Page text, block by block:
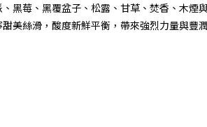
黑莓、黑覆盆子、松露、甘草、焚香、木煙
美絲滑，酸度新鮮平衡，帶來強烈力量與豐